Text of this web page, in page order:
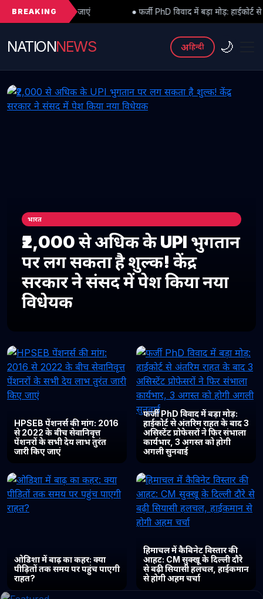
BREAKING● फर्जी PhD विवाद में बड़ा मोड़: हाईकोर्ट से अंतरिम राहत के बाद 3
NATIONNEWS अहिन्दी 🌙
भारत
₹2,000 से अधिक के UPI भुगतान
पर लग सकता है शुल्क! केंद्र
सरकार ने संसद में पेश किया नया
विधेयक
HPSEB पेंशनर्स की मांग: 2016
से 2022 के बीच सेवानिवृत्त
पेंशनरों के सभी देय लाभ तुरंत
जारी किए जाएं
फर्जी PhD विवाद में बड़ा मोड़:
हाईकोर्ट से अंतरिम राहत के बाद 3
असिस्टेंट प्रोफेसरों ने फिर संभाला
कार्यभार, 3 अगस्त को होगी
अगली सुनवाई
ओडिशा में बाढ़ का कहर: क्या
पीड़ितों तक समय पर पहुंच पाएगी
राहत?
हिमाचल में कैबिनेट विस्तार की
आहट: CM सुक्खू के दिल्ली दौरे
से बढ़ी सियासी हलचल, हाईकमान
से होगी अहम चर्चा